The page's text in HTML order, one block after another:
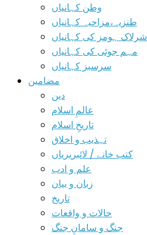
وطن کہانیاں
طنزیہ،مزاحیہ کہانیاں
شرلاک ہومز کی کہانیاں
مہم جوئی کی کہانیاں
سرسبز کہانیاں
مضامین
دین
عالمِ اسلام
تاریخِ اسلام
تہذیب و اخلاق
کتب خانے / لائبریریاں
علم و ادب
زبان و بیان
تاریخ
حالات و واقعات
جنگ و سامانِ جنگ